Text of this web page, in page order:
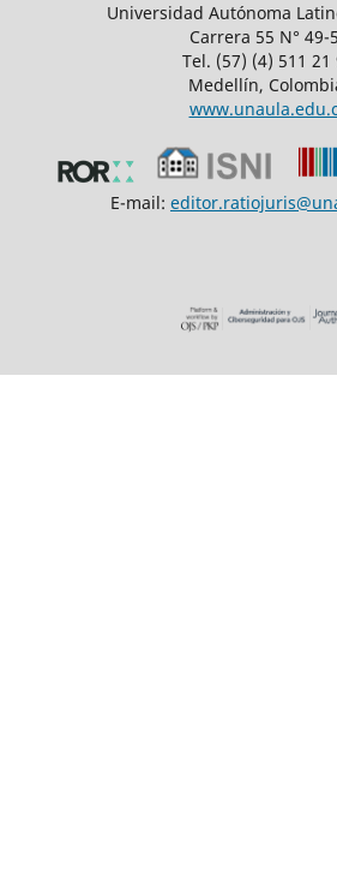
Universidad Autónoma
Carrera 55 N° 49-
Tel. (57) (4) 511 21
Medellín,
E-mail: